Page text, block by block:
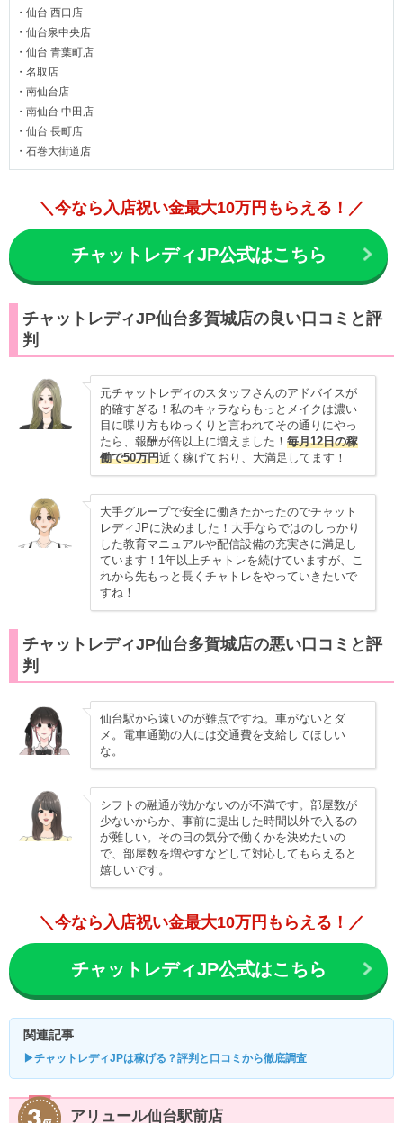
・仙台 西口店
・仙台泉中央店
・仙台 青葉町店
・名取店
・南仙台店
・南仙台 中田店
・仙台 長町店
・石巻大街道店
＼今なら入店祝い金最大10万円もらえる！／
チャットレディJP公式はこちら
チャットレディJP仙台多賀城店の良い口コミと評
判
元チャットレディのスタッフさんのアドバイスが
的確すぎる！私のキャラならもっとメイクは濃い
目に喋り方もゆっくりと言われてその通りにやっ
たら、報酬が倍以上に増えました！ 毎月12日の稼
働で50万円近く稼げており、大満足してます！
大手グループで安全に働きたかったのでチャット
レディJPに決めました！大手ならではのしっかり
した教育マニュアルや配信設備の充実さに満足し
ています！1年以上チャトレを続けていますが、こ
れから先もっと長くチャトレをやっていきたいで
すね！
チャットレディJP仙台多賀城店の悪い口コミと評
判
仙台駅から遠いのが難点ですね。車がないとダ
メ。電車通勤の人には交通費を支給してほしい
な。
シフトの融通が効かないのが不満です。部屋数が
少ないからか、事前に提出した時間以外で入るの
が難しい。その日の気分で働くかを決めたいの
で、部屋数を増やすなどして対応してもらえると
嬉しいです。
＼今なら入店祝い金最大10万円もらえる！／
チャットレディJP公式はこちら
関連記事
▶チャットレディJPは稼げる？評判と口コミから徹底調査
アリュール仙台駅前店